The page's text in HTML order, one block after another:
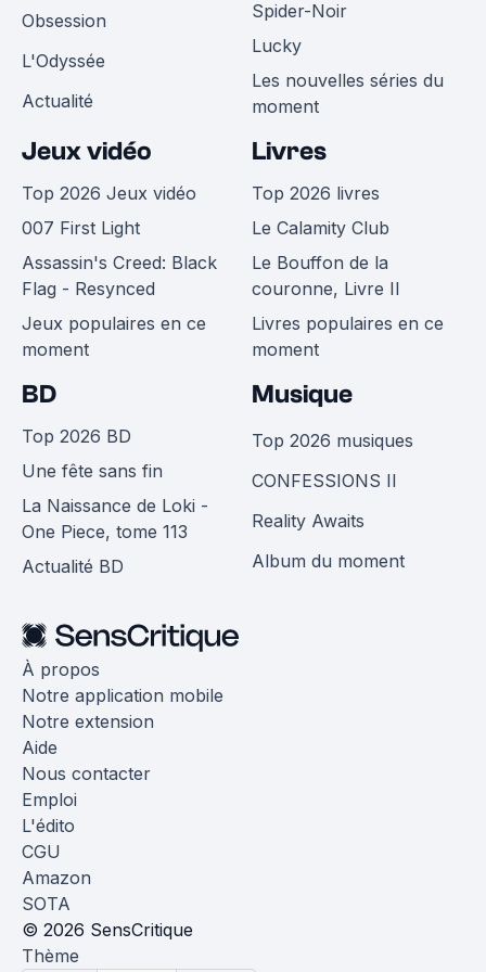
Obsession
L'Odyssée
Actualité
Spider-Noir
Lucky
Les nouvelles séries du
moment
Jeux vidéo
Top 2026 Jeux vidéo
007 First Light
Assassin's Creed: Black
Flag - Resynced
Jeux populaires en ce
moment
Livres
Top 2026 livres
Le Calamity Club
Le Bouffon de la
couronne, Livre II
Livres populaires en ce
moment
BD
Top 2026 BD
Une fête sans fin
La Naissance de Loki -
One Piece, tome 113
Actualité BD
Musique
Top 2026 musiques
CONFESSIONS II
Reality Awaits
Album du moment
À propos
Notre application mobile
Notre extension
Aide
Nous contacter
Emploi
L'édito
CGU
Amazon
SOTA
© 2026 SensCritique
Thème